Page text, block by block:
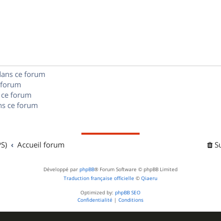
e
ce forum
forum
ce forum
Accueil forum
Développé par phpBB® Forum Software © phpBB Limited
Traduction française officielle © Qiaeru
Optimized by: phpBB SEO
Confidentialité | Conditions